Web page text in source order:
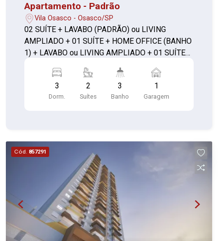
Apartamento - Padrão
Vila Osasco - Osasco/SP
02 SUÍTE + LAVABO (PADRÃO) ou LIVING
AMPLIADO + 01 SUÍTE + HOME OFFICE (BANHO
1) + LAVABO ou LIVING AMPLIADO + 01 SUÍTE
3
Dorm.
2
Suítes
3
Banho
1
Garagem
Cód. 857291